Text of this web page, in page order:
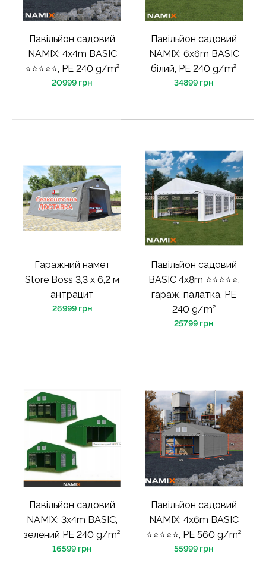
Павільйон садовий
NAMIX: 4x4m BASIC
⭐⭐⭐⭐⭐, PE 240 g/m²
20999 грн
Павільйон садовий
NAMIX: 6x6m BASIC
білий, PE 240 g/m²
34899 грн
Гаражний намет
Store Boss 3,3 х 6,2 м
антрацит
26999 грн
Павільйон садовий
BASIC 4x8m ⭐⭐⭐⭐⭐,
гараж, палатка, PE
240 g/m²
25799 грн
Павільйон садовий
NAMIX: 3x4m BASIC,
зелений PE 240 g/m²
16599 грн
Павільйон садовий
NAMIX: 4x6m BASIC
⭐⭐⭐⭐⭐, PE 560 g/m²
55999 грн